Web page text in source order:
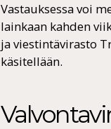
Vastauksessa voi
lainkaan kahden
ja viestintävirasto
käsitellään.